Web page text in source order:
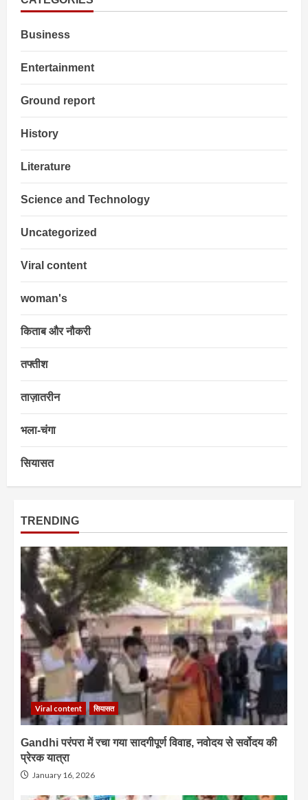
उनकी
जायेगा
Business
Entertainment
Ground report
History
Literature
Science and Technology
Uncategorized
Viral content
woman's
किताब और नौकरी
तफ्तीश
ताज़ातरीन
भला-चंगा
सियासत
TRENDING
Viral content सियासत
Gandhi परंपरा में रचा गया सादगीपूर्ण विवाह, नवोदय से सर्वोदय की
प्रेरक यात्रा
January 16, 2026